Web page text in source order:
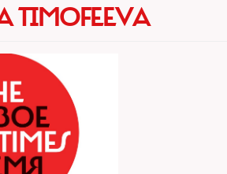
TIMOFEEVA